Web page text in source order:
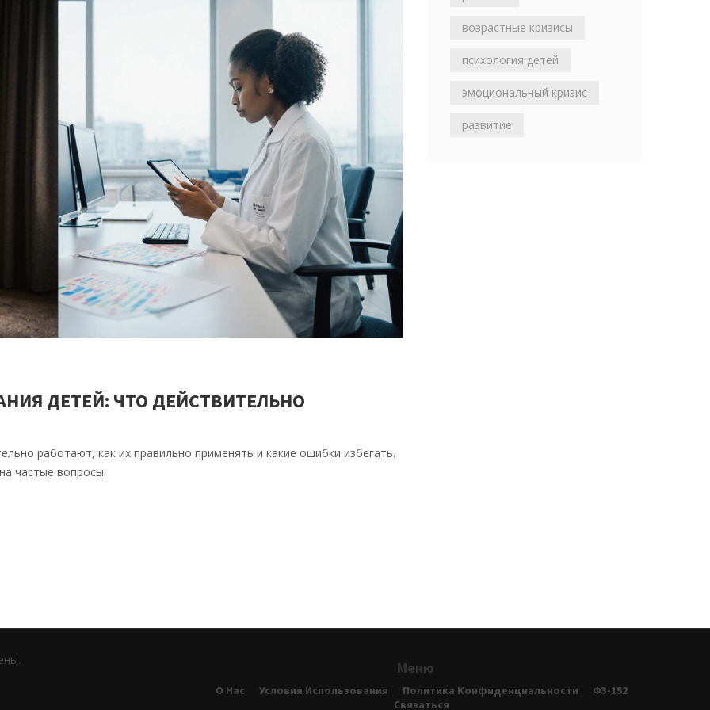
ДЕТЕЙ: ЧТО ДЕЙСТВИТЕЛЬНО
работают, как их правильно применять и какие ошибки избегать.
частые вопросы.
возрастные кризисы
психология детей
эмоциональный кризис
развитие
Меню
О Нас Условия Использования Политика Конфиденциальности
ФЗ-152
Связаться